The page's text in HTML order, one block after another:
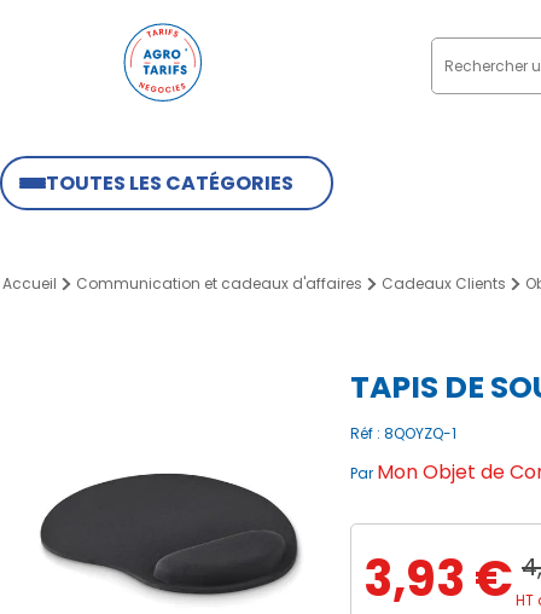
TOUTES LES CATÉGORIES
Accueil Communication et cadeaux d'affaires Cadeaux Clients
TAPIS DE
Réf : 8QOYZQ-1
Par Mon Objet de
3,93 €HT